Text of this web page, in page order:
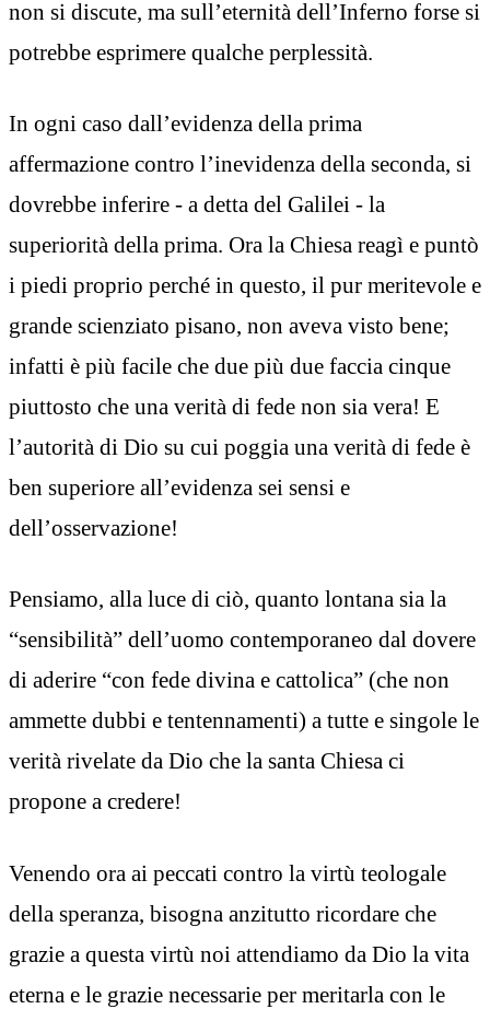
non si discute, ma sull’eternità dell’Inferno forse si
potrebbe esprimere qualche perplessità.
In ogni caso dall’evidenza della prima
affermazione contro l’inevidenza della seconda, si
dovrebbe inferire - a detta del Galilei - la
superiorità della prima. Ora la Chiesa reagì e puntò
i piedi proprio perché in questo, il pur meritevole e
grande scienziato pisano, non aveva visto bene;
infatti è più facile che due più due faccia cinque
piuttosto che una verità di fede non sia vera! E
l’autorità di Dio su cui poggia una verità di fede è
ben superiore all’evidenza sei sensi e
dell’osservazione!
Pensiamo, alla luce di ciò, quanto lontana sia la
“sensibilità” dell’uomo contemporaneo dal dovere
di aderire “con fede divina e cattolica” (che non
ammette dubbi e tentennamenti) a tutte e singole le
verità rivelate da Dio che la santa Chiesa ci
propone a credere!
Venendo ora ai peccati contro la virtù teologale
della speranza, bisogna anzitutto ricordare che
grazie a questa virtù noi attendiamo da Dio la vita
eterna e le grazie necessarie per meritarla con le